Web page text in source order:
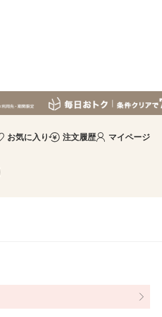
お気に入り 注文履歴 マイページ